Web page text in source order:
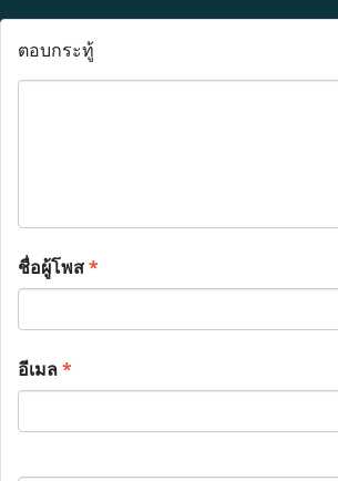
ตอบกระทู้
ชื่อผู้โพส*
อีเมล*